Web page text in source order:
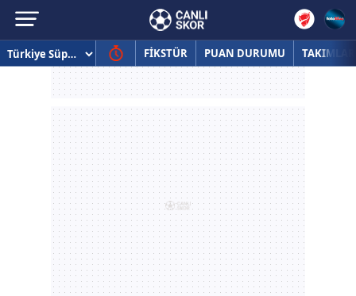
FİKSTÜR PUAN DURUMU TAKIMLAR